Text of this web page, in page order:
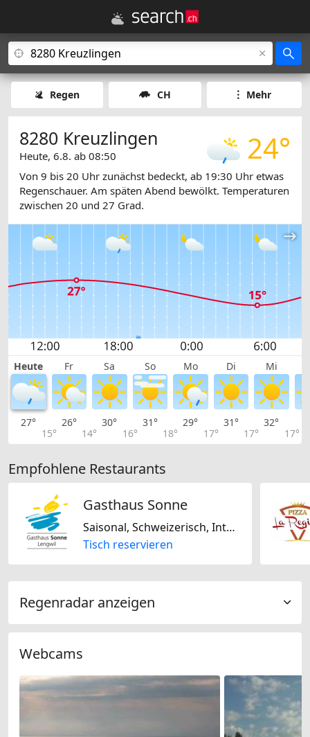
Regen CH Mehr
24°
8280 Kreuzlingen
Heute, 6.8. ab 08:50
Von 9 bis 20 Uhr zunächst bedeckt, ab 19:30 Uhr etwas
Regenschauer. Am späten Abend bewölkt. Temperaturen
zwischen 20 und 27 Grad.
Heute Fr Sa So Mo Di Mi
27°
15°
26°
14°
30°
16°
31°
18°
29°
17°
31°
17°
32°
17°
Empfohlene Restaurants
Gasthaus Sonne
Saisonal, Schweizerisch, International, Regional, Laktosefrei, Glutenfrei
Tisch reservieren
Regenradar anzeigen
Webcams